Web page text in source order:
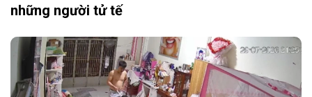
những người tử tế